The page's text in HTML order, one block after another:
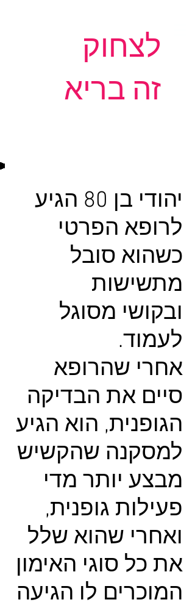
לצחוק
זה בריא
יהודי בן 80 הגיע
לרופא הפרטי
כשהוא סובל
מתשישות
ובקושי מסוגל
לעמוד.
אחרי שהרופא
סיים את הבדיקה
הגופנית, הוא הגיע
למסקנה שהקשיש
מבצע יותר מדי
פעילות גופנית,
ואחרי שהוא שלל
את כל סוגי האימון
המוכרים לו הגיעה